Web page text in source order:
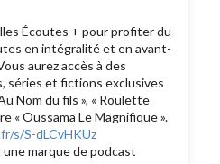
Écoutes + pour profiter du
en intégralité et en avant-
aurez accès à des
séries et fictions exclusives
Nom du fils », « Roulette
« Oussama Le Magnifique ».
s/S-dLCvHKUz
marque de podcast